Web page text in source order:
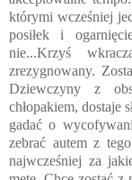
którymi wcześniej
posiłek i
nie...Krzyś
zrezygnowany.
Dziewczyny z
chłopakiem, dostaje
gadać o
zebrać autem z
najwcześniej za